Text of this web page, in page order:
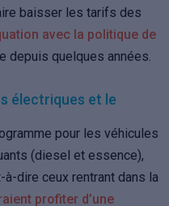
baisser les tarifs des
avec la politique de
depuis quelques années.
électriques et le
pour les véhicules
(diesel et essence),
à-dire ceux rentrant dans la
profiter d’une